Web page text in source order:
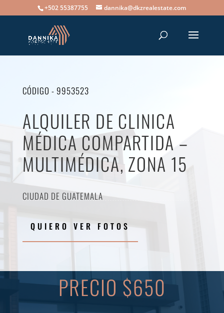
+502 55387755 dannika@dkzrealestate.com
CÓDIGO - 9953523
ALQUILER DE CLINICA
MÉDICA COMPARTIDA –
MULTIMÉDICA, ZONA 15
CIUDAD DE GUATEMALA
QUIERO VER FOTOS
PRECIO $650